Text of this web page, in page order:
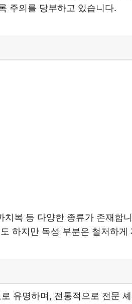
주의를 당부하고 있습니다.
복 등 다양한 종류가 존재합
하지만 독성 부분은 철저하게
유명하며, 전통적으로 전문